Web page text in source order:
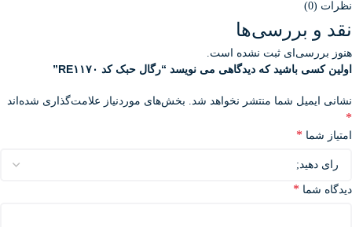
نظرات (0)
نقد و بررسی‌ها
هنوز بررسی‌ای ثبت نشده است.
اولین کسی باشید که دیدگاهی می نویسد “رگال حبک کد RE۱۱۷۰”
نشانی ایمیل شما منتشر نخواهد شد. بخش‌های موردنیاز علامت‌گذاری شده‌اند
*
امتیاز شما *
دیدگاه شما *